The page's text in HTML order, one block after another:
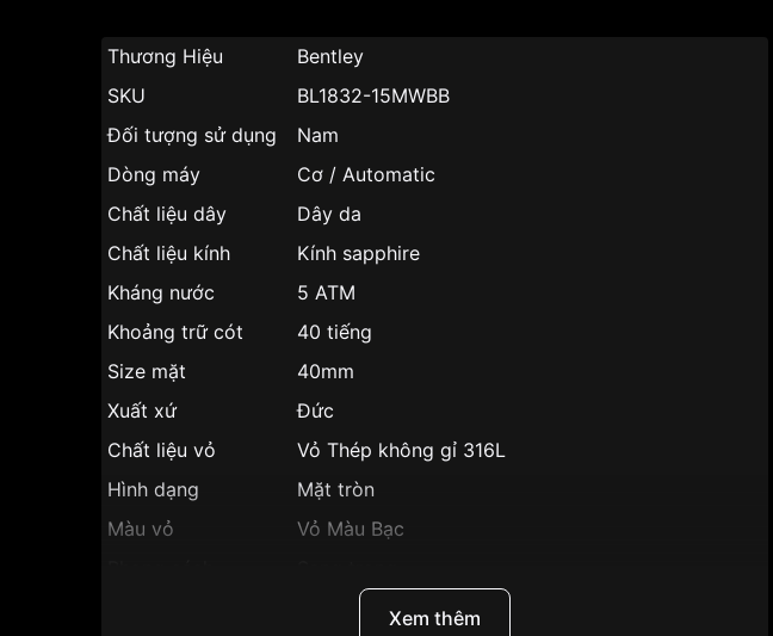
Thương Hiệu
Bentley
SKU
BL1832-15MWBB
Đối tượng sử dụng
Nam
Dòng máy
Cơ / Automatic
Chất liệu dây
Dây da
Chất liệu kính
Kính sapphire
Kháng nước
5 ATM
Khoảng trữ cót
40 tiếng
Size mặt
40mm
Xuất xứ
Đức
Chất liệu vỏ
Vỏ Thép không gỉ 316L
Hình dạng
Mặt tròn
Màu vỏ
Vỏ Màu Bạc
Dạ quang, Lịch ngày, Lịch 24 giờ, Giờ, Phút, Giây
Xem thêm